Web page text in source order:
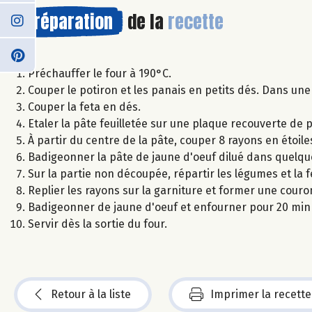
Préparation de la recette
Préchauffer le four à 190°C.
Couper le potiron et les panais en petits dés. Dans
Couper la feta en dés.
Etaler la pâte feuilletée sur une plaque recouverte de
À partir du centre de la pâte, couper 8 rayons en
Badigeonner la pâte de jaune d'oeuf dilué dans
Sur la partie non découpée, répartir les légumes et la
Replier les rayons sur la garniture et former une
Badigeonner de jaune d'oeuf et enfourner pour 20
Servir dès la sortie du four.
Retour à la liste Imprimer la recette